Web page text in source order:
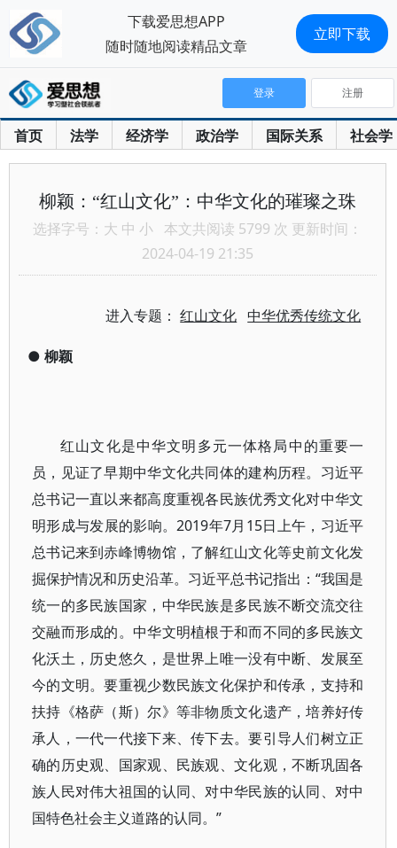
首页 法学 经济学 政治学 国际关系 社会学
登录 注册
柳颖：“红山文化”：中华文化的璀璨之珠
选择字号： 大 中 小 本文共阅读 5799 次 更新时间：
2024-04-19 21:35
进入专题：红山文化 中华优秀传统文化
● 柳颖
红山文化是中华文明多元一体格局中的重要一
员，见证了早期中华文化共同体的建构历程。习近平
总书记一直以来都高度重视各民族优秀文化对中华文
明形成与发展的影响。2019年7月15日上午，习近平
总书记来到赤峰博物馆，了解红山文化等史前文化发
掘保护情况和历史沿革。习近平总书记指出：“我国是
统一的多民族国家，中华民族是多民族不断交流交往
交融而形成的。中华文明植根于和而不同的多民族文
化沃土，历史悠久，是世界上唯一没有中断、发展至
今的文明。要重视少数民族文化保护和传承，支持和
扶持《格萨（斯）尔》等非物质文化遗产，培养好传
承人，一代一代接下来、传下去。要引导人们树立正
确的历史观、国家观、民族观、文化观，不断巩固各
族人民对伟大祖国的认同、对中华民族的认同、对中
国特色社会主义道路的认同。”
下载爱思想APP
随时随地阅读精品文章
立即下载